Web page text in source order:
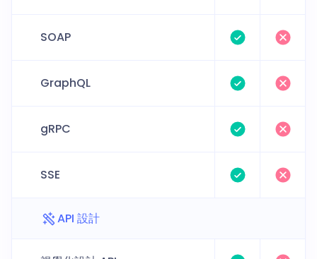
SOAP
GraphQL
gRPC
SSE
API 設計